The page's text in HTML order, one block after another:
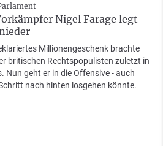
Nigel Farage legt
Millionengeschenk brachte
britischen Rechtspopulisten zuletzt in
Nun geht er in die Offensive - auch
nach hinten losgehen könnte.